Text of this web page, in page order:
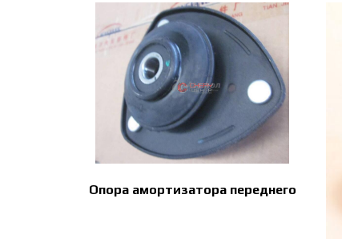
Опора амортизатора переднего